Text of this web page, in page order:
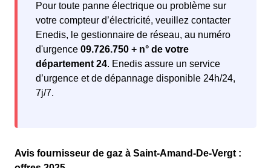
Pour toute panne électrique ou problème sur
votre compteur d’électricité, veuillez contacter
Enedis, le gestionnaire de réseau, au numéro
d'urgence 09.726.750 + n° de votre
département 24. Enedis assure un service
d’urgence et de dépannage disponible 24h/24,
7j/7.
Avis fournisseur de gaz à Saint-Amand-De-Vergt :